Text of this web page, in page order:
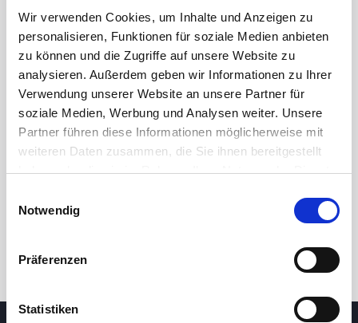
Wir verwenden Cookies, um Inhalte und Anzeigen zu
personalisieren, Funktionen für soziale Medien anbieten
zu können und die Zugriffe auf unsere Website zu
analysieren. Außerdem geben wir Informationen zu Ihrer
Verwendung unserer Website an unsere Partner für
soziale Medien, Werbung und Analysen weiter. Unsere
Partner führen diese Informationen möglicherweise mit
weiteren Daten zusammen, die Sie ihnen bereitgestellt
haben oder die sie im Rahmen Ihrer Nutzung der Dienste
Notwendig
Präferenzen
Statistiken
16,00
16,20
16,40
6. Mai 2026 22. Juni 2026 5. August 2026
24 Std. 7T 1M 3M 1J 5J